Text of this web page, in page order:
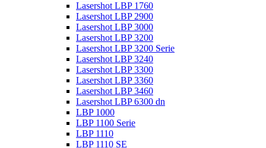
Lasershot LBP 1760
Lasershot LBP 2900
Lasershot LBP 3000
Lasershot LBP 3200
Lasershot LBP 3200 Serie
Lasershot LBP 3240
Lasershot LBP 3300
Lasershot LBP 3360
Lasershot LBP 3460
Lasershot LBP 6300 dn
LBP 1000
LBP 1100 Serie
LBP 1110
LBP 1110 SE